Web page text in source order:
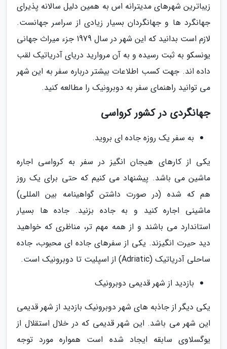
زیباترین شهرهای مدیترانه اس به همین دلیل سالانه پذیرای
جهانگرد ها و جهانگردان بسیار زیادی از سراسر جهانست.
لازم است بدانید که این شهر در سال 1979 جزء میراث جهانی
یونسکو به ثبت رسیده و به آن مروارید دریای آدریاتیک لقب
داده اند. جهت کسب اطلاعات بیشتر درباره سفر به این شهر
می توانید راهنمای سفر به دوبرونیک را مطالعه کنید.
جهانگردی در کشور کرواسی
به سفر یک روزه جاده ای بروید.
یکی از کارهای هیجان انگیز در سفر به کرواسی اجاره
ماشین می باشد. پیشنهاد می کنیم که حتی برای یک روز
هم که شده (در صورت داشتن گواهینامه بین المللی)
ماشینی اجاره کنید و به جاده بزنید. جاده ها بسیار
استاندارد می باشند و از همه مهم تر، مناظری که خواهید
دید حیرت انگیزند. یکی از سفرهای جاده ای محبوب، جاده
ساحلی آدریاتیک (Adriatic) از اسپلیت تا دوبرونیک است.
بازدید از شهر قدیمی دوبرونیک
یکی دیگر از جاذبه های شهر دوبرونیک بازدید از شهر قدیمی
این شهر می باشد. این شهر قدیمی که در خلال استقلال از
یوگسلاوی سابقه ایجاد شده است همواره مورد توجه